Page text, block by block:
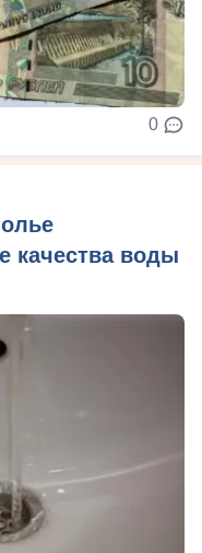
0
качества воды